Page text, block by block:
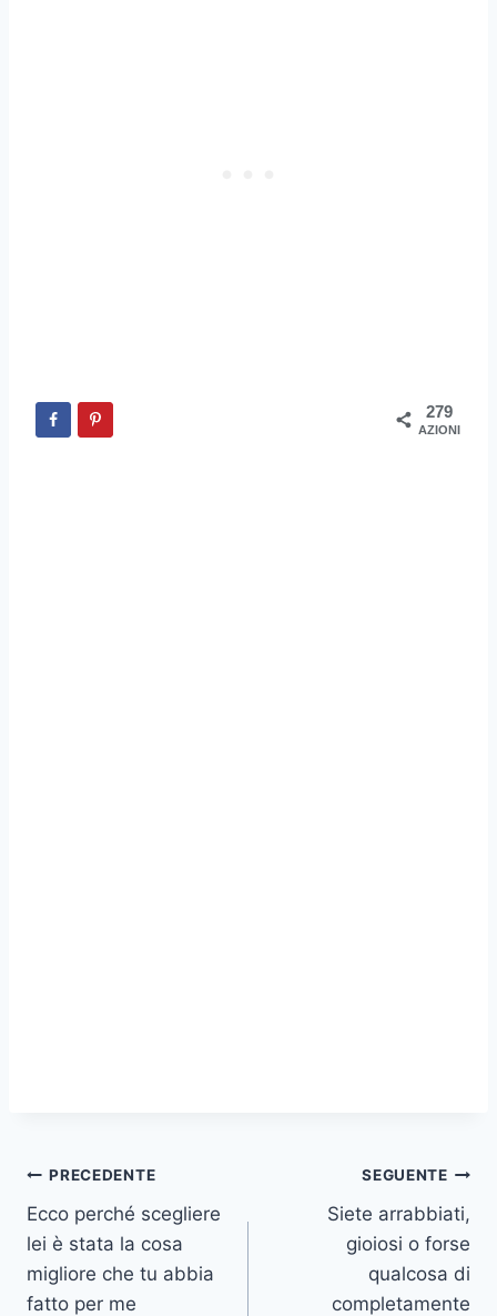
279
AZIONI
Navigazione
articoli
PRECEDENTE
Ecco perché scegliere
lei è stata la cosa
migliore che tu abbia
fatto per me
SEGUENTE
Siete arrabbiati,
gioiosi o forse
qualcosa di
completamente